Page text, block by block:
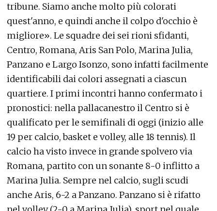
tribune. Siamo anche molto più colorati
quest'anno, e quindi anche il colpo d'occhio è
migliore». Le squadre dei sei rioni sfidanti,
Centro, Romana, Aris San Polo, Marina Julia,
Panzano e Largo Isonzo, sono infatti facilmente
identificabili dai colori assegnati a ciascun
quartiere. I primi incontri hanno confermato i
pronostici: nella pallacanestro il Centro si è
qualificato per le semifinali di oggi (inizio alle
19 per calcio, basket e volley, alle 18 tennis). Il
calcio ha visto invece in grande spolvero via
Romana, partito con un sonante 8-0 inflitto a
Marina Julia. Sempre nel calcio, sugli scudi
anche Aris, 6-2 a Panzano. Panzano si è rifatto